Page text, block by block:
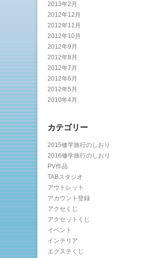
2013年2月
2012年12月
2012年11月
2012年10月
2012年9月
2012年8月
2012年7月
2012年6月
2012年5月
2010年4月
カテゴリー
2015修学旅行のしおり
2016修学旅行のしおり
PV作品
TABスタジオ
アウトレット
アカウント登録
アクセくじ
アクセットくじ
イベント
インテリア
エクステくじ